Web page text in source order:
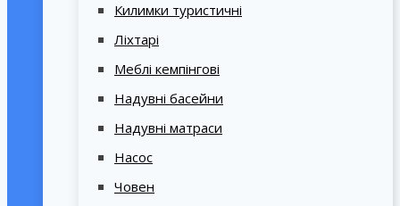
Килимки туристичні
Ліхтарі
Меблі кемпінгові
Надувні басейни
Надувні матраси
Насос
Човен